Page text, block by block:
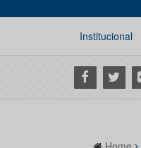
Institucional
Facebook
Twitter